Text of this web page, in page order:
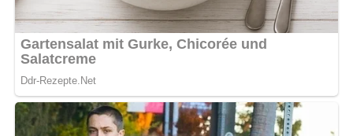
Abwandlungen des
Grundrezeptes
Marmorkuchen
Der fertige Teig wird in zwei Hälften geteilt. 30 bis 50 g